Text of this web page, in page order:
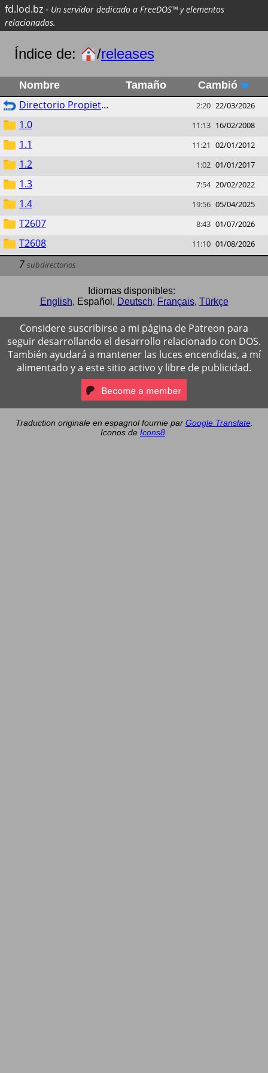
fd.lod.bz- Un servidor dedicado a FreeDOS™ y elementos
relacionados.
Índice de: /releases
Nombre Tamaño Cambió
Directorio Propietario 2:20 22/03/2026
1.0 11:13 16/02/2008
1.1 11:21 02/01/2012
1.2 1:02 01/01/2017
1.3 7:54 20/02/2022
1.4 19:56 05/04/2025
T2607 8:43 01/07/2026
T2608 11:10 01/08/2026
7 subdirectorios
Idiomas disponibles:
English, Español , Deutsch, Français, Türkçe
Considere suscribirse a mi página de Patreon para
seguir desarrollando el desarrollo relacionado con DOS.
También ayudará a mantener las luces encendidas, a mí
alimentado y a este sitio activo y libre de publicidad.
Traduction originale en espagnol fournie par Google Translate.
Iconos de Icons8